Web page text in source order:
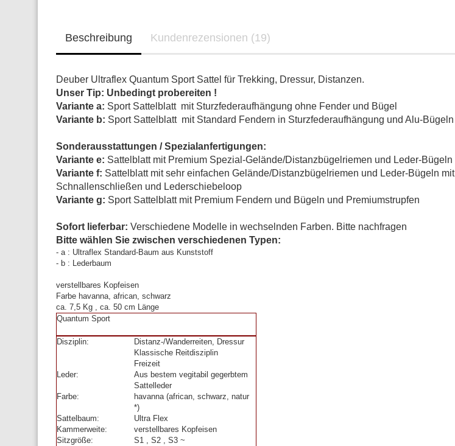
Beschreibung Kundenrezensionen (19)
Deuber Ultraflex Quantum Sport Sattel für Trekking, Dressur, Distanzen.
Unser Tip: Unbedingt probereiten !
Variante a: Sport Sattelblatt mit Sturzfederaufhängung ohne Fender und Bügel
Variante b: Sport Sattelblatt mit Standard Fendern in Sturzfederaufhängung und Alu-Bügeln
Sonderausstattungen / Spezialanfertigungen:
Variante e: Sattelblatt mit Premium Spezial-Gelände/Distanzbügelriemen und Leder-Bügeln
Variante f: Sattelblatt mit sehr einfachen Gelände/Distanzbügelriemen und Leder-Bügeln mit
Schnallenschließen und Lederschiebeloop
Variante g: Sport Sattelblatt mit Premium Fendern und Bügeln und Premiumstrupfen
Sofort lieferbar: Verschiedene Modelle in wechselnden Farben. Bitte nachfragen
Bitte wählen Sie zwischen verschiedenen Typen:
- a : Ultraflex Standard-Baum aus Kunststoff
- b : Lederbaum
verstellbares Kopfeisen
Farbe havanna, african, schwarz
ca. 7,5 Kg , ca. 50 cm Länge
Quantum Sport
Disziplin: Distanz-/Wanderreiten, Dressur
Klassische Reitdisziplin
Freizeit
Leder:
Aus bestem vegitabil gegerbtem
Sattelleder
Farbe:
havanna (african, schwarz, natur
*)
Sattelbaum:
Ultra Flex
Kammerweite:
verstellbares Kopfeisen
Sitzgröße:
S1 , S2 , S3 ~